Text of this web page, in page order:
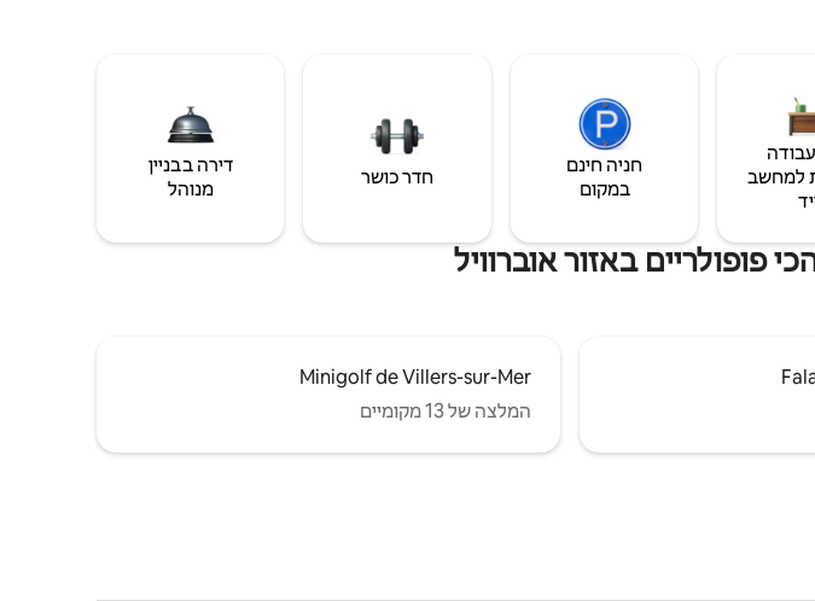
למחשב
חניה חינם
במקום
חדר כושר
דירה בבניין
מנוהל
פופולריים באזור אוברוויל
Minigolf de Villers-sur-Mer
המלצה של 13 מקומיים